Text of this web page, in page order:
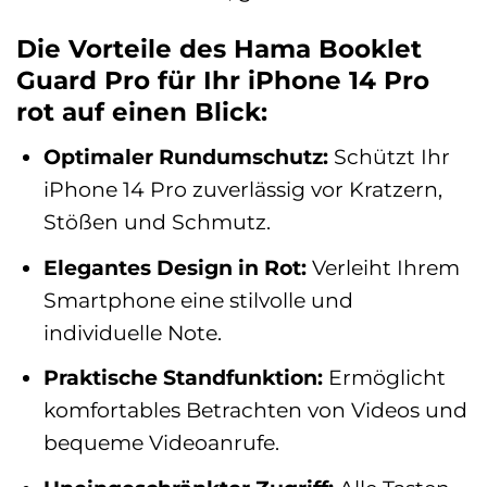
Die Vorteile des Hama Booklet
Guard Pro für Ihr iPhone 14 Pro
rot auf einen Blick:
Optimaler Rundumschutz:Schützt Ihr
iPhone 14 Pro zuverlässig vor Kratzern,
Stößen und Schmutz.
Elegantes Design in Rot:Verleiht Ihrem
Smartphone eine stilvolle und
individuelle Note.
Praktische Standfunktion:Ermöglicht
komfortables Betrachten von Videos und
bequeme Videoanrufe.